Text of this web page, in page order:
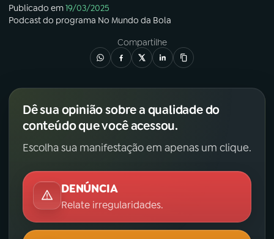
Publicado em19/03/2025
Podcastdo programa No Mundo da Bola
Compartilhe
Dê sua opinião sobre a qualidade do
conteúdo que você acessou.
Escolha sua manifestação em apenas um clique.
DENÚNCIA
Relate irregularidades.